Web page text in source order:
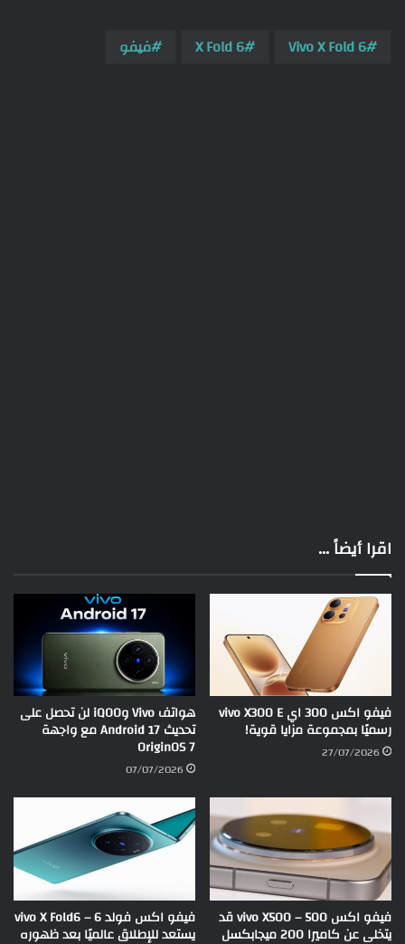
Vivo X Fold 6
X Fold 6 فيفو
اقرا أيضاً ...
فيفو اكس 300 اي vivo X300 E
رسميًا بمجموعة مزايا قوية!
27/07/2026
هواتف Vivo وiQOO لن تحصل على
تحديث Android 17 مع واجهة
OriginOS 7
07/07/2026
فيفو اكس 500 – vivo X500 قد
يتخلى عن كاميرا 200 ميجابكسل
فيفو اكس فولد 6 – vivo X Fold6
يستعد للإطلاق عالميًا بعد ظهوره